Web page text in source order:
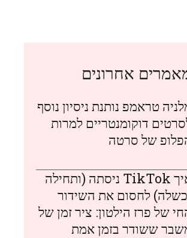
אחרונים
טראמפ נותנת ניסיון נוסף
דוקומנטריים למרות
של סרטה
איך TikTok ניסתה (ותחילה
לחסום את השידור
של פרז הילטון: ציר זמן של
ששודר בזמן אמת